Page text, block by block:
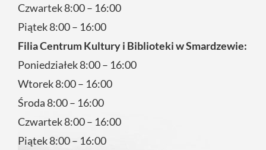
Czwartek 8:00 – 16:00
Piątek 8:00 – 16:00
Filia Centrum Kultury i Biblioteki w Smardzewie:
Poniedziałek 8:00 – 16:00
Wtorek 8:00 – 16:00
Środa 8:00 – 16:00
Czwartek 8:00 – 16:00
Piątek 8:00 – 16:00